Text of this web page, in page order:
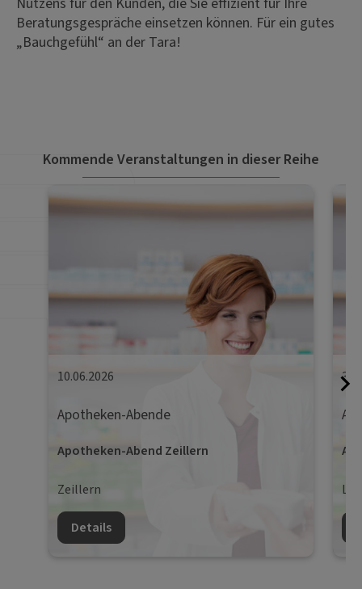
Beratungsgespräche einsetzen können. Für ein gutes
„Bauchgefühl“ an der Tara!
Kommende Veranstaltungen in dieser Reihe
10.06.2026
Apotheken-Abende
Apotheken-Abend Zeillern
Zeillern
Details